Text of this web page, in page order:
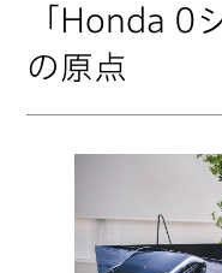
「Honda 0
の原点